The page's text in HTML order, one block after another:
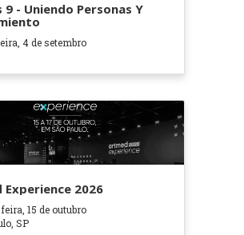
9 - Uniendo Personas Y
4 de setembro
2026
15 de outubro
SP